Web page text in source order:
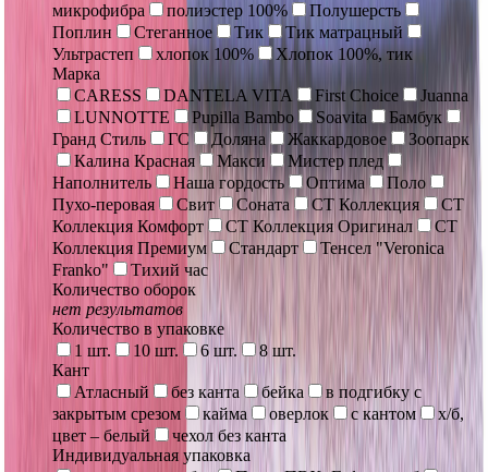
микрофибра
полиэстер 100%
Полушерсть
Поплин
Стеганное Тик
Тик матрацный
Ультрастеп
хлопок 100%
Хлопок 100%, тик
Марка
CARESS
DANTELA VITA First Choice
Juanna
LUNNOTTE
Pupilla Bambo Soavita
Бамбук
Гранд Стиль
ГС Доляна Жаккардовое
Зоопарк
Калина Красная
Макси
Мистер плед
Наполнитель
Наша гордость Оптима
Поло
Пухо-перовая
Свит Соната СТ Коллекция
СТ
Коллекция Комфорт
СТ Коллекция Оригинал
СТ
Коллекция Премиум
Стандарт
Тенсел "Veronica
Franko"
Тихий час
Количество оборок
нет результатов
Количество в упаковке
1 шт.
10 шт. 6 шт.
8 шт.
Кант
Атласный
без канта бейка
в подгибку с
закрытым срезом
кайма оверлок с кантом
х/б,
цвет – белый
чехол без канта
Индивидуальная упаковка